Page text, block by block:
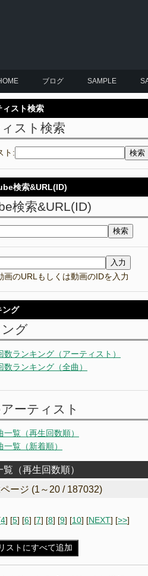
ブログ SAMPLE
ィスト検索
スト検索
ト: 検索
検索&URL(ID)
検索&URL(ID)
検索
入力
画のURLもしくは動画のIDを入力
ング
グ
数ランキング（アーティスト）
数ランキング（全曲）
ーティスト
一覧（再生回数順）
一覧（新着順）
（再生回数順）
ージ (1～20 / 187032)
4] [5] [6] [7] [8] [9] [10] [NEXT] [>>]
ストにすべて追加